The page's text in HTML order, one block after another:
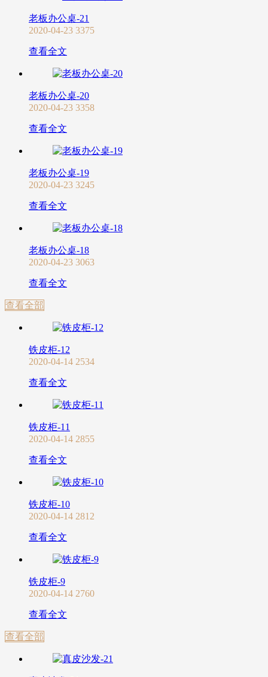
老板办公桌-21
2020-04-23 3375
查看全文
老板办公桌-20
2020-04-23 3358
查看全文
老板办公桌-19
2020-04-23 3245
查看全文
老板办公桌-18
2020-04-23 3063
查看全文
查看全部
铁皮柜-12
2020-04-14 2534
查看全文
铁皮柜-11
2020-04-14 2855
查看全文
铁皮柜-10
2020-04-14 2812
查看全文
铁皮柜-9
2020-04-14 2760
查看全文
查看全部